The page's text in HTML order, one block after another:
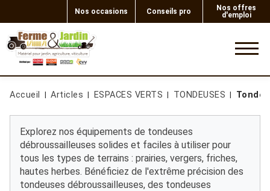
Nos occasions Conseils pro
Nos offres
d'emploi
Accueil Articles ESPACES VERTS TONDEUSES
Explorez nos équipements de tondeuses
débroussailleuses solides et faciles à utiliser pour
tous les types de terrains : prairies, vergers, friches,
hautes herbes. Bénéficiez de l'extrême précision des
tondeuses débroussailleuses, des tondeuses